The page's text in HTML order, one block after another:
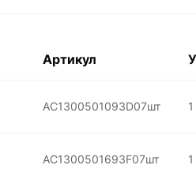
Артикул
АС1300501093D07шт
АС1300501693F07шт